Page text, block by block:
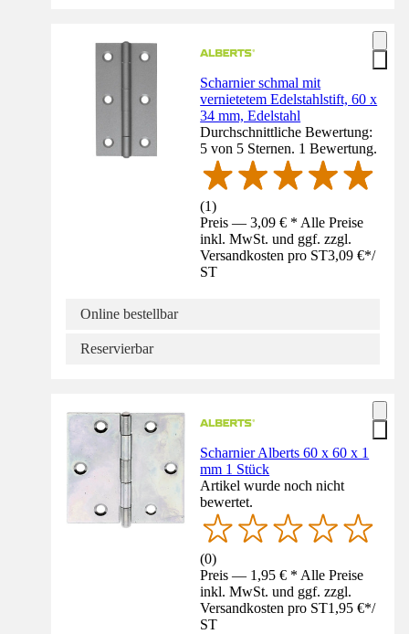
Scharnier schmal mit
vernietetem Edelstahlstift, 60 x
34 mm, Edelstahl
Durchschnittliche Bewertung:
5 von 5 Sternen. 1 Bewertung.
(1)
Preis — 3,09 € * Alle Preise
inkl. MwSt. und ggf. zzgl.
Versandkosten pro ST3,09 €*/
ST
Online bestellbar
Reservierbar
Scharnier Alberts 60 x 60 x 1
mm 1 Stück
Artikel wurde noch nicht
bewertet.
(0)
Preis — 1,95 € * Alle Preise
inkl. MwSt. und ggf. zzgl.
Versandkosten pro ST1,95 €*/
ST